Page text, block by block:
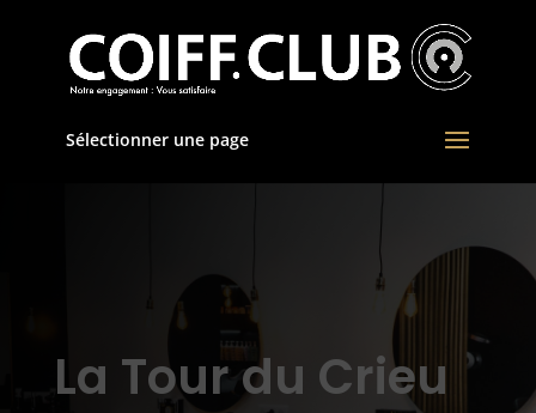
Sélectionner une page
La Tour du Crieu